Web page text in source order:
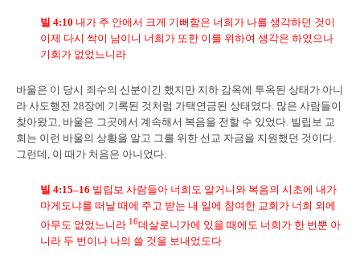
빌 4:10 내가 주 안에서 크게 기뻐함은 너희가 나를 생각하던 것이
이제 다시 싹이 남이니 너희가 또한 이를 위하여 생각은 하였으나
기회가 없었느니라
바울은 이 당시 죄수의 신분이긴 했지만 지하 감옥에 투옥된 상태가 아니
라 사도행전 28장에 기록된 것처럼 가택연금된 상태였다. 많은 사람들이
찾아왔고, 바울은 그곳에서 계속해서 복음을 전할 수 있었다. 빌립보 교
회는 이런 바울의 상황을 알고 그를 위한 선교 자금을 지원했던 것이다.
그런데, 이 때가 처음은 아니었다.
빌 4:15–16 빌립보 사람들아 너희도 알거니와 복음의 시초에 내가
마게도냐를 떠날 때에 주고 받는 내 일에 참여한 교회가 너희 외에
아무도 없었느니라 16데살로니가에 있을 때에도 너희가 한 번뿐 아
니라 두 번이나 나의 쓸 것을 보내었도다